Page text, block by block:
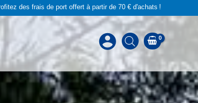
des frais de port offert à partir de 70 € d'achats !